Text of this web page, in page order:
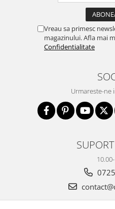
Vreau sa primesc
magazinului. Afla mai
Confidentialitate
Urmareste-ne